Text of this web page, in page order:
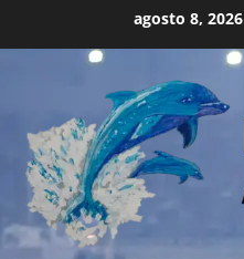
agosto 8, 2026